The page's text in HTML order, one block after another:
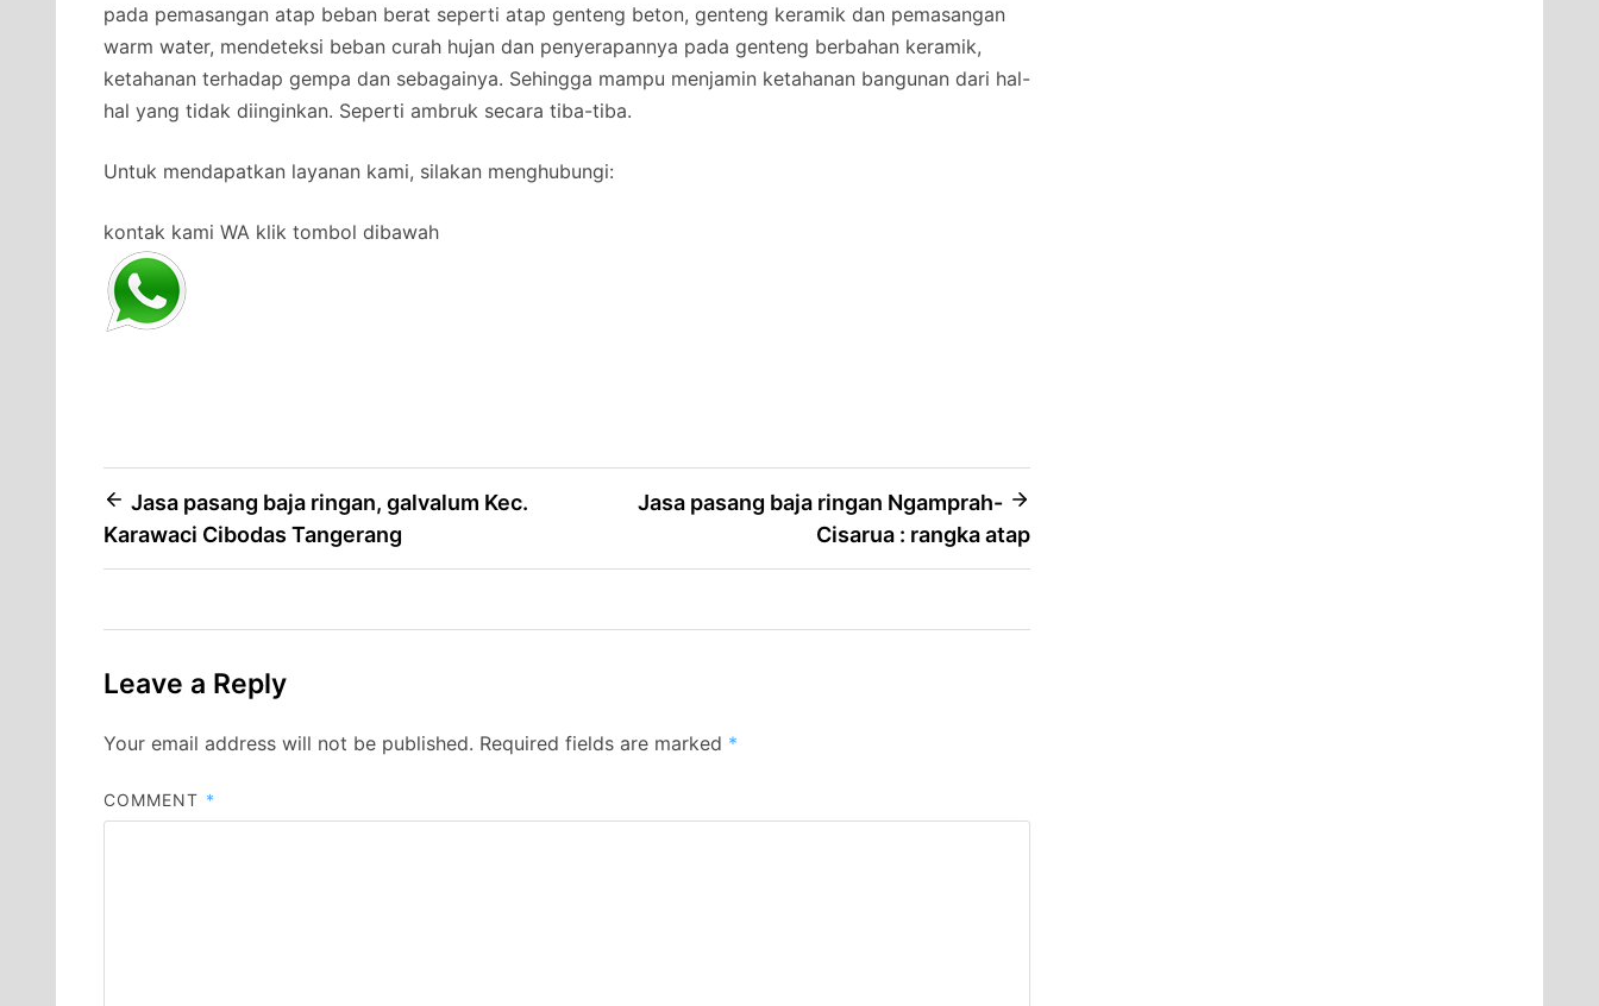
pada pemasangan atap beban berat seperti atap genteng beton, genteng keramik dan pemasangan
warm water, mendeteksi beban curah hujan dan penyerapannya pada genteng berbahan keramik,
ketahanan terhadap gempa dan sebagainya. Sehingga mampu menjamin ketahanan bangunan dari hal-
hal yang tidak diinginkan. Seperti ambruk secara tiba-tiba.
Untuk mendapatkan layanan kami, silakan menghubungi:
kontak kami WA klik tombol dibawah
Post
navigation
Jasa pasang baja ringan, galvalum Kec.
Karawaci Cibodas Tangerang
Jasa pasang baja ringan Ngamprah-
Cisarua : rangka atap
Leave a Reply
Your email address will not be published. Required fields are marked *
COMMENT *